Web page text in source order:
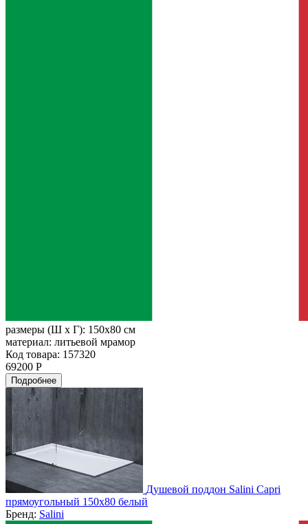
размеры (Ш х Г): 150x80 см
материал: литьевой мрамор
Код товара: 157320
69200 Р
Подробнее
Душевой поддон Salini Capri
прямоугольный 150x80 белый
Бренд: Salini